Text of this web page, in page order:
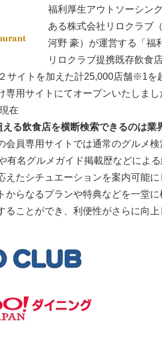
福利厚生アウトソーシン
ある株式会社リロクラブ
河野 豪）が運営する「福
リロクラブ提携既存飲食
サイトを加えた計25,000店舗※1を
専用サイトにてオープンいたしまし
在
る飲食店を横断検索できるのは業
会員専用サイトでは通常のグルメ
有名グルメガイド掲載歴などによ
えたシチュエーションを案内可能に
からなるプランや特典などを一堂
ることができ、利便性がさらに向上